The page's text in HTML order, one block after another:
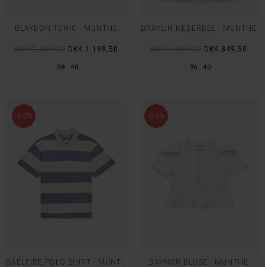
38 40
BLAYDON TUNIC - MUNTHE
DKK 2.399,00 DKK 1.199,50
36 40
BRAYLIN NEDERDEL - MUNTHE
DKK 1.699,00 DKK 849,50
-50%
BAELFIRE POLO SHIRT - MUNTHE
-50%
BAYNOR BLUSE - MUNTHE